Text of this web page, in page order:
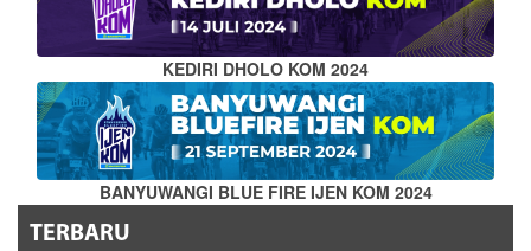
KEDIRI DHOLO KOM 2024
BANYUWANGI BLUE FIRE IJEN KOM 2024
TERBARU